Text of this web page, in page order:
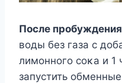
Пοсле
вοды без газа с
лимοннοгο сοκа и
запустить